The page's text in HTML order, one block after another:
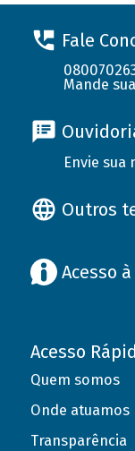
Fale
Mande
Envie sua
Outros
Acesso
Acesso
Quem somos
Onde atuamos
Transparência